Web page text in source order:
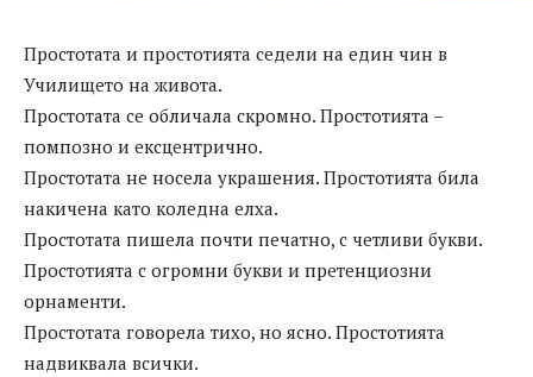
Простотата и простотията седели на един чин в
Училището на живота.
Простотата се обличала скромно. Простотията –
помпозно и ексцентрично.
Простотата не носела украшения. Простотията била
накичена като коледна елха.
Простотата пишела почти печатно, с четливи букви.
Простотията с огромни букви и претенциозни
орнаменти.
Простотата говорела тихо, но ясно. Простотията
надвиквала всички.